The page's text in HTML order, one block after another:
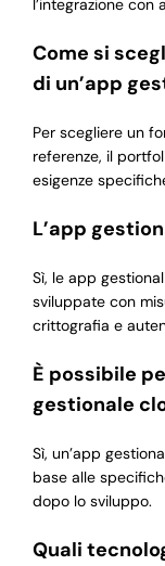
l’integrazione con
Come si
di un’app
Per scegliere un
referenze, il
esigenze
L’app
Sì, le app
sviluppate con
crittografia e
È possibile
gestionale
Sì, un’app
base alle
dopo lo sviluppo.
Quali